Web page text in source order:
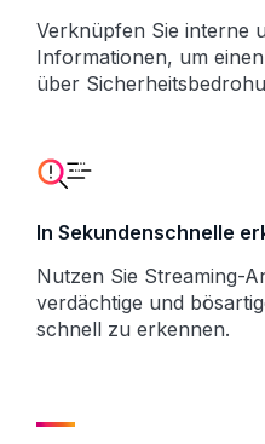
Verknüpfen Sie interne
Informationen, um
über
In Sekundenschnelle
Nutzen Sie Streaming-
verdächtige und
schnell zu erkennen.